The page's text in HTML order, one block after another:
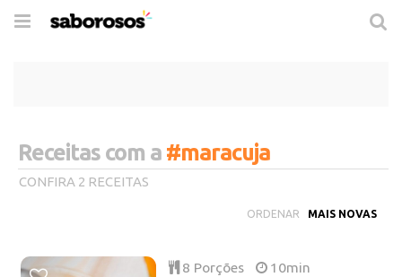
Trocar
Receitas com a #maracuja
CONFIRA 2 RECEITAS
ORDENAR
8 Porções 10min